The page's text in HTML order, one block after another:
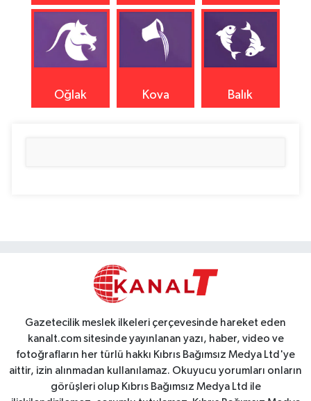
Oğlak Kova Balık
Gazetecilik meslek ilkeleri çerçevesinde hareket eden
kanalt.com sitesinde yayınlanan yazı, haber, video ve
fotoğrafların her türlü hakkı Kıbrıs Bağımsız Medya Ltd'ye
aittir, izin alınmadan kullanılamaz. Okuyucu yorumları onların
görüşleri olup Kıbrıs Bağımsız Medya Ltd ile